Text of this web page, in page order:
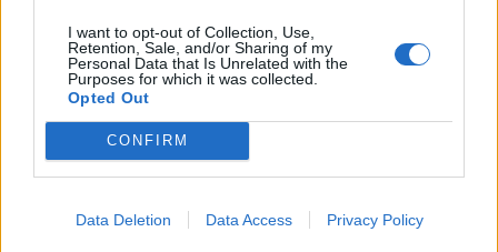
I want to opt-out of Collection, Use,
Retention, Sale, and/or Sharing of my
Personal Data that Is Unrelated with the
Purposes for which it was collected.
Opted Out
CONFIRM
Data Deletion Data Access Privacy Policy
07:25
Εορτολόγιο: Ποιοι γιορτάζουν σήμερα 7 Αυγούστου
Νέο Διεθνές Αεροδρόμιο Ηρακλείου: Σήμερα οι
υπογραφές για τα Συστήματα Αεροναυτιλίας
Ταϋλάνδη: Μαθητής άνοιξε πυρ μέσα σε σχολείο –